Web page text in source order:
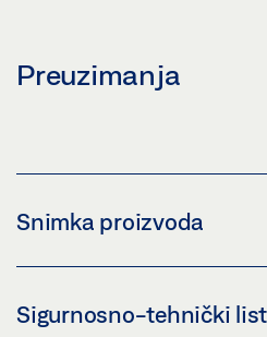
Preuzimanja
Snimka proizvoda
OSNOVNA JEDINICA ZA
Sigurnosno-tehnički list